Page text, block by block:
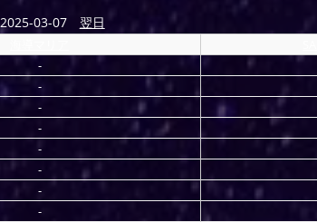
2025-03-07 翌日
-
-
-
-
-
-
-
-